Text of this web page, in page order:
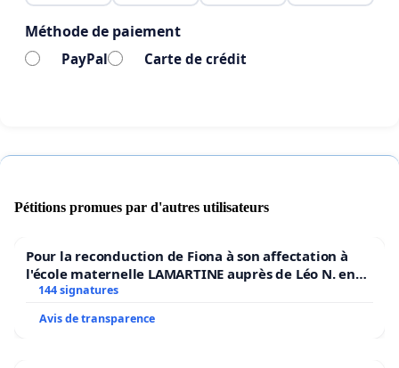
Méthode de paiement
PayPal Carte de crédit
Pétitions promues par d'autres utilisateurs
Pour la reconduction de Fiona à son affectation à
l'école maternelle LAMARTINE auprès de Léo N. en
2026/2027
144 signatures
Avis de transparence